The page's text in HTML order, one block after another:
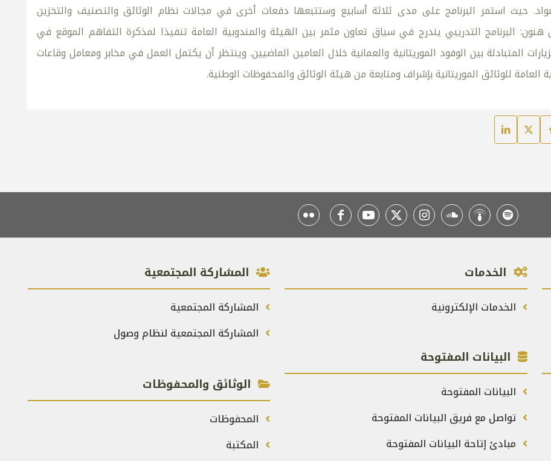
حيث استمر البرنامج على مدى ثلاثة أسابيع وستتبعها دفعات أخرى في مجالات نظام الوثائق والتصنيف والتخزين
هنون: البرنامج التدريبي يندرج في سياق تعاون مثمر بين الهيئة والمندوبية العامة تنفيذا لمذكرة التفاهم الموقع في
٢٠٢١ والزيارات المتبادلة بين الوفود الموريتانية والعمانية خلال العامين الماضيين. وينتظر أن يكتمل العمل في مخابر ومعامل وقاعات
العامة للوثائق الموريتانية بإشراف ومتابعة من هيئة الوثائق والمحفوظات الوطنية.
الخدمات
الخدمات الإلكترونية
البيانات المفتوحة
البيانات المفتوحة
تواصل مع فريق البيانات المفتوحة
مبادئ إتاحة البيانات المفتوحة
المشاركة المجتمعية
المشاركة المجتمعية
المشاركة المجتمعية لنظام وصول
الوثائق والمحفوظات
المحفوظات
المكتبة